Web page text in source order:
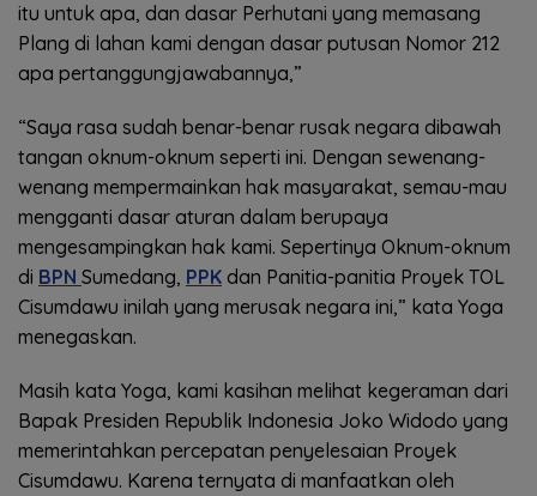
itu untuk apa, dan dasar Perhutani yang memasang
Plang di lahan kami dengan dasar putusan Nomor 212
apa pertanggungjawabannya,”
“Saya rasa sudah benar-benar rusak negara dibawah
tangan oknum-oknum seperti ini. Dengan sewenang-
wenang mempermainkan hak masyarakat, semau-mau
mengganti dasar aturan dalam berupaya
mengesampingkan hak kami. Sepertinya Oknum-oknum
di BPN Sumedang, PPK dan Panitia-panitia Proyek TOL
Cisumdawu inilah yang merusak negara ini,” kata Yoga
menegaskan.
Masih kata Yoga, kami kasihan melihat kegeraman dari
Bapak Presiden Republik Indonesia Joko Widodo yang
memerintahkan percepatan penyelesaian Proyek
Cisumdawu. Karena ternyata di manfaatkan oleh